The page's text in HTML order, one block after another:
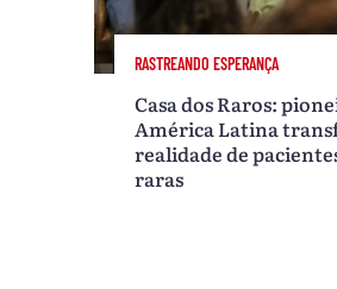
RASTREANDO ESPERANÇA
Casa dos Raros:
América Latina
realidade de
raras